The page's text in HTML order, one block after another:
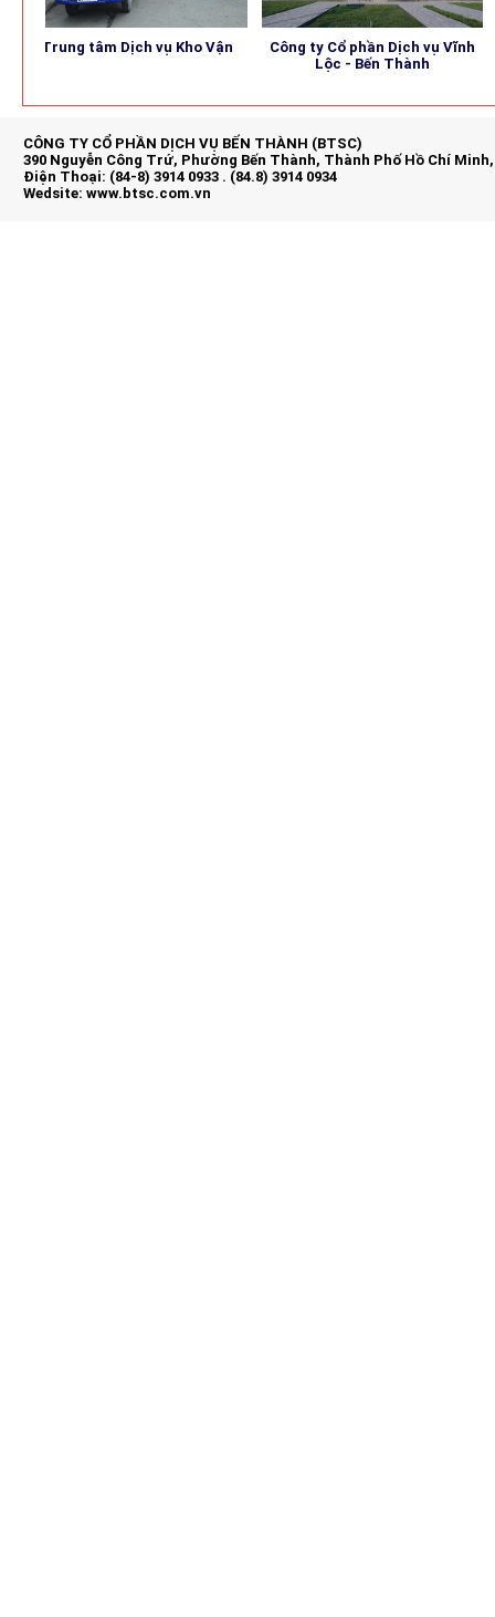
Trung tâm Dịch vụ Kho Vận
Công ty Cổ phần Dịch vụ Vĩnh
Lộc - Bến Thành
CÔNG TY CỔ PHẦN DỊCH VỤ BẾN THÀNH (BTSC)
390 Nguyễn Công Trứ, Phường Bến Thành, Thành Phố Hồ Chí
Điện Thoại: (84-8) 3914 0933 . (84.8) 3914 0934
Wedsite: www.btsc.com.vn